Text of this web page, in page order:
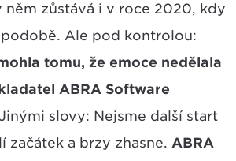
něm zůstává i v roce 2020, kdy
Ale pod kontrolou:
tomu, že emoce nedělala
ABRA Software
slovy: Nejsme další start
začátek a brzy zhasne. ABRA